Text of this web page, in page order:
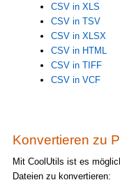
CSV in XLS
CSV in TSV
CSV in XLSX
CSV in HTML
CSV in TIFF
CSV in VCF
Konvertieren zu
Mit CoolUtils ist es
Dateien zu konvertieren: